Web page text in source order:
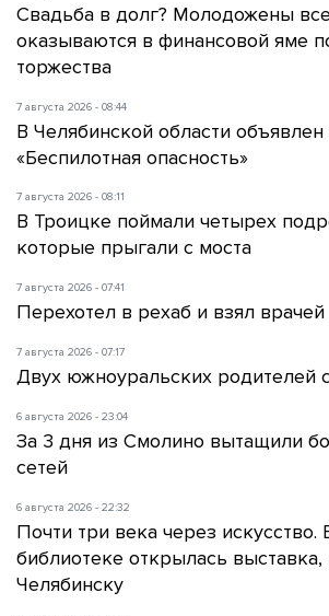
Свадьба в долг? Молодожены
оказываются в финансовой яме
торжества
7 августа 2026 - 08:44
В Челябинской области
«Беспилотная опасность»
7 августа 2026 - 08:11
В Троицке поймали четырех
которые прыгали с моста
7 августа 2026 - 07:41
Перехотел в рехаб и взял
7 августа 2026 - 07:17
Двух южноуральских родителей
6 августа 2026 - 23:04
За 3 дня из Смолино вытащили
сетей
6 августа 2026 - 22:32
Почти три века через искусство.
библиотеке открылась
Челябинску